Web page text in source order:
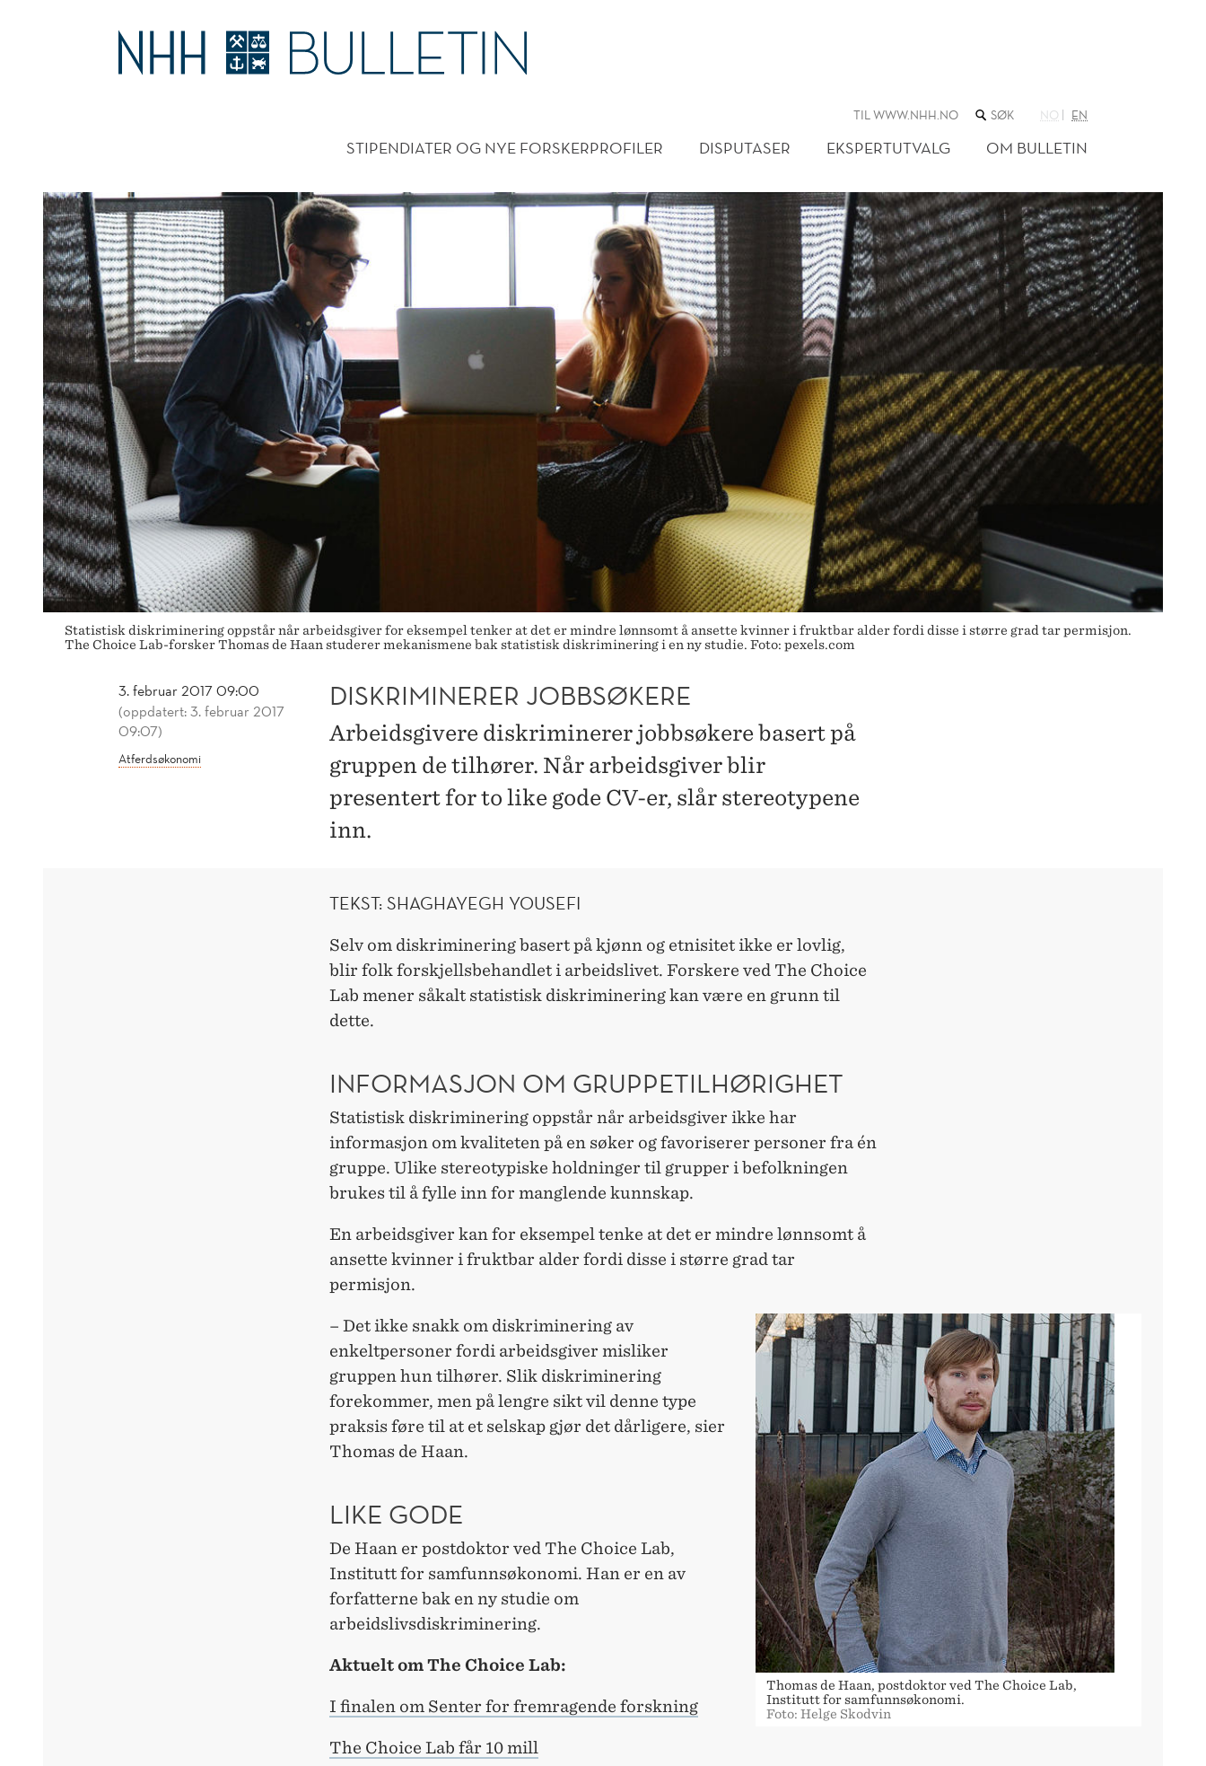
DISKRIMINERER
JOBBSØKERE
TIL WWW.NHH.NO SØK
NETTSTEDET
NO EN
STIPENDIATER OG NYE FORSKERPROFILER DISPUTASER EKSPERTUTVALG OM BULLETIN
Statistisk diskriminering oppstår når arbeidsgiver for eksempel tenker at det er mindre lønnsomt å ansette kvinner i fruktbar alder fordi disse i større grad tar permisjon.
The Choice Lab-forsker Thomas de Haan studerer mekanismene bak statistisk diskriminering i en ny studie. Foto: pexels.com
3. februar 2017 09:00
(oppdatert: 3. februar 2017
09:07)
Atferdsøkonomi
DISKRIMINERER JOBBSØKERE
Arbeidsgivere diskriminerer jobbsøkere basert på
gruppen de tilhører. Når arbeidsgiver blir
presentert for to like gode CV-er, slår stereotypene
inn.
TEKST: SHAGHAYEGH YOUSEFI
Selv om diskriminering basert på kjønn og etnisitet ikke er lovlig,
blir folk forskjellsbehandlet i arbeidslivet. Forskere ved The Choice
Lab mener såkalt statistisk diskriminering kan være en grunn til
dette.
INFORMASJON OM GRUPPETILHØRIGHET
Statistisk diskriminering oppstår når arbeidsgiver ikke har
informasjon om kvaliteten på en søker og favoriserer personer fra én
gruppe. Ulike stereotypiske holdninger til grupper i befolkningen
brukes til å fylle inn for manglende kunnskap.
En arbeidsgiver kan for eksempel tenke at det er mindre lønnsomt å
ansette kvinner i fruktbar alder fordi disse i større grad tar
permisjon.
Thomas de Haan, postdoktor ved The Choice Lab,
Institutt for samfunnsøkonomi.
Foto: Helge Skodvin
– Det ikke snakk om diskriminering av
enkeltpersoner fordi arbeidsgiver misliker
gruppen hun tilhører. Slik diskriminering
forekommer, men på lengre sikt vil denne type
praksis føre til at et selskap gjør det dårligere, sier
Thomas de Haan.
LIKE GODE
De Haan er postdoktor ved The Choice Lab,
Institutt for samfunnsøkonomi. Han er en av
forfatterne bak en ny studie om
arbeidslivsdiskriminering.
Aktuelt om The Choice Lab:
I finalen om Senter for fremragende forskning
The Choice Lab får 10 mill